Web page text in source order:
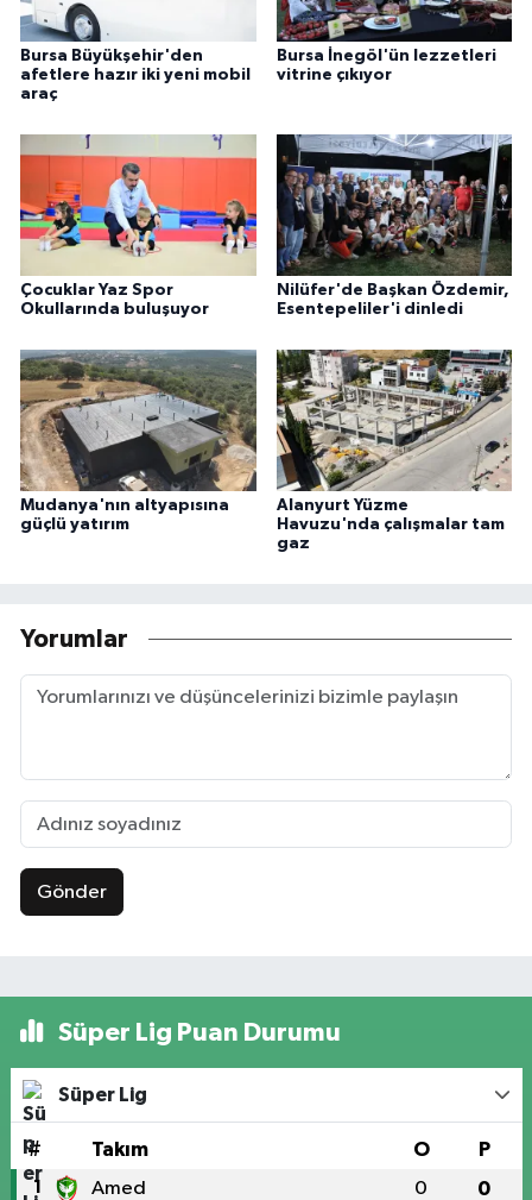
Bursa Büyükşehir'den
afetlere hazır iki yeni mobil
araç
Bursa İnegöl'ün lezzetleri
vitrine çıkıyor
Çocuklar Yaz Spor
Okullarında buluşuyor
Nilüfer'de Başkan Özdemir,
Esentepeliler'i dinledi
Mudanya'nın altyapısına
güçlü yatırım
Alanyurt Yüzme
Havuzu'nda çalışmalar tam
gaz
Yorumlar
Gönder
Süper Lig Puan Durumu
Süper Lig
# Takım O P
1 Amed 0 0